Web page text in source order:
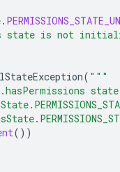
.
state is not
( """
())